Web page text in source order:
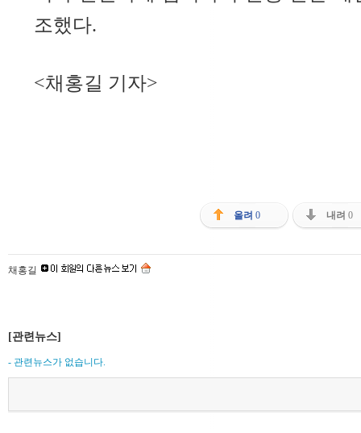
조했다.
<채홍길 기자>
올려 0 내려 0
채홍길
[관련뉴스]
- 관련뉴스가 없습니다.